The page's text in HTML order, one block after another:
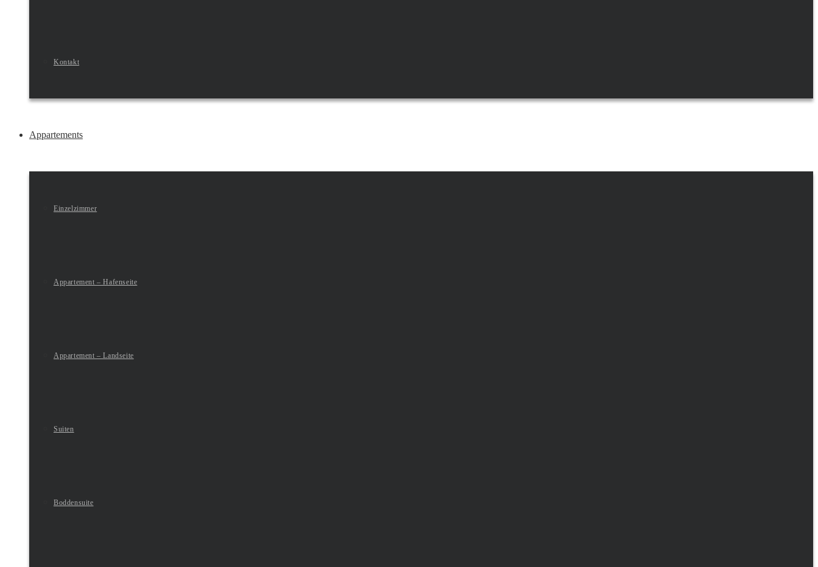
Kontakt
Appartements
Einzelzimmer
Appartement – Hafenseite
Appartement – Landseite
Suiten
Boddensuite